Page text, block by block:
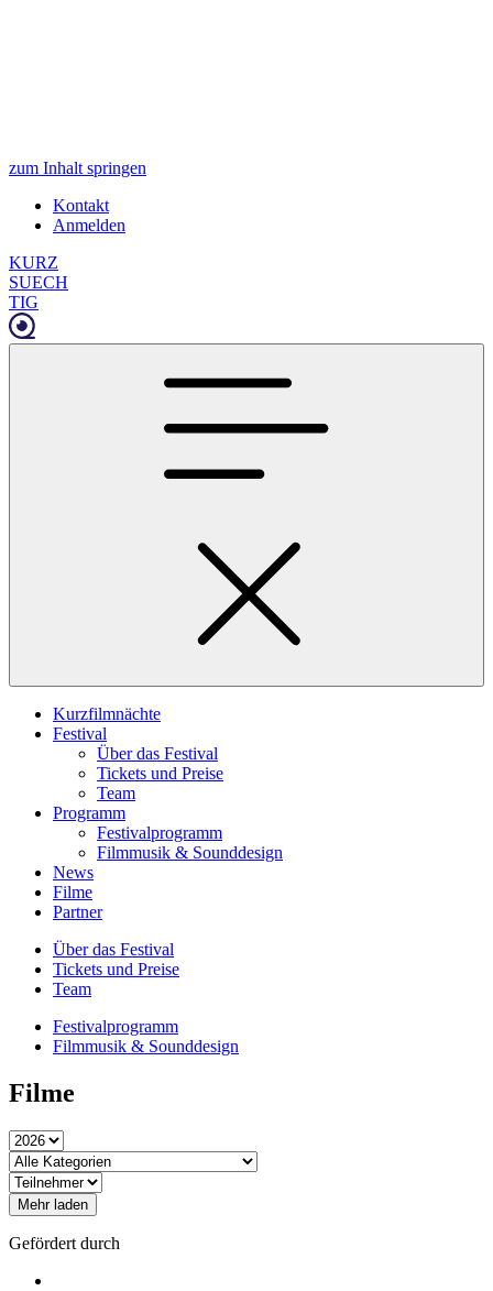
zum Inhalt springen
Kontakt
Anmelden
KURZ
SUECH
TIG
Kurzfilmnächte
Festival
Über das Festival
Tickets und Preise
Team
Programm
Festivalprogramm
Filmmusik & Sounddesign
News
Filme
Partner
Über das Festival
Tickets und Preise
Team
Festivalprogramm
Filmmusik & Sounddesign
Filme
Mehr laden
Gefördert durch